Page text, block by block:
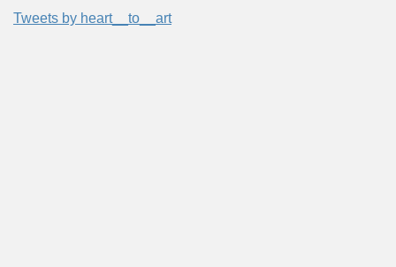
Tweets by heart__to__art